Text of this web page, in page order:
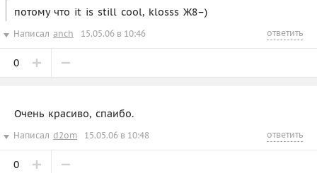
потому что it is still cool, klosss Ж8–)
Написал anch 15.05.06 в 10:46 ответить
0
Очень красиво, спаибо.
Написал d2om 15.05.06 в 10:48 ответить
0